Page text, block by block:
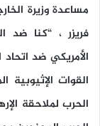
مساعدة وزيرة
فريزر ، “كنا ضد
الأمريكي ضد
القوات الإثيوبية